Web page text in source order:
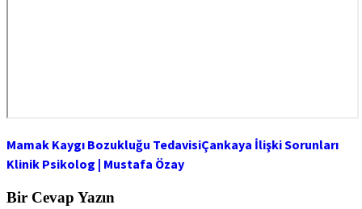
Mamak Kaygı Bozukluğu TedavisiÇankaya İlişki Sorunları
Klinik Psikolog | Mustafa Özay
Bir Cevap Yazın